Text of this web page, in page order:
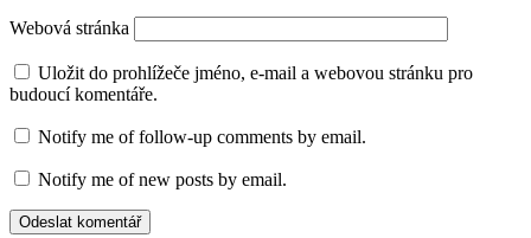
Webová stránka
Uložit do prohlížeče jméno, e-mail a webovou stránku pro
budoucí komentáře.
Notify me of follow-up comments by email.
Notify me of new posts by email.